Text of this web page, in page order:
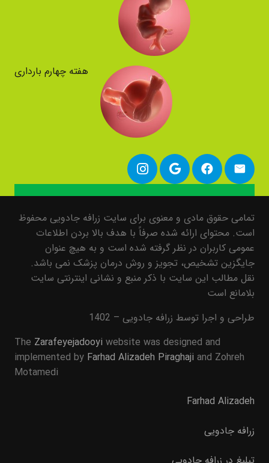
هفته چهارم بارداری
تمامی حقوق مادی و معنوی برای سایت زرافه جادویی محفوظ
است. محتوای ارائه شده صرفاً با هدف بالا بردن اطلاعات
عمومی کاربران در نظر گرفته شده است و به هیچ عنوان
جایگزین تشخیص، تجویز و روش درمان پزشک نمی باشد.
نقل مطالب این سایت با ذکر منبع و نشانی اینترنتی سایت
بلامانع است
طراحی و اجرا توسط زرافه جادویی – 1402
The Zarafeyejadooyi website was designed and
implemented by Farhad Alizadeh Piraghaji and Zohreh
Motamedi
Farhad Alizadeh
زرافه جادویی